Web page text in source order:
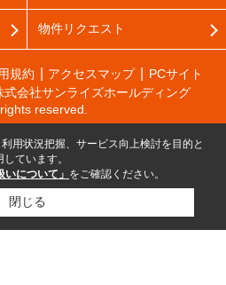
物件リクエスト
規約 アクセスマップ
PCサイト
会社サンライズホールディング
reserved.
用状況把握、サービス向上検討を目的と
ています。
いについて」 をご確認ください。
閉じる